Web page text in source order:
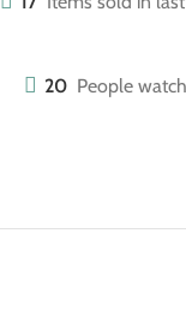
20 People